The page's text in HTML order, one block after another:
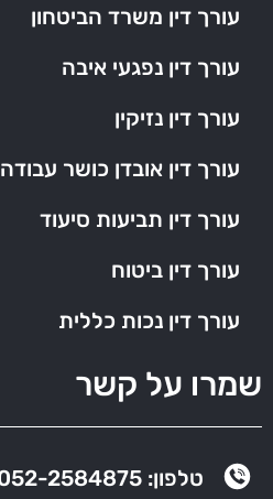
עורך דין משרד הביטחון
עורך דין נפגעי איבה
עורך דין נזיקין
עורך דין אובדן כושר עבודה
עורך דין תביעות סיעוד
עורך דין ביטוח
עורך דין נכות כללית
שמרו על קשר
טלפון: 052-2584875